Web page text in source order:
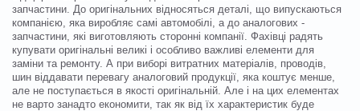
запчастини. До оригінальних відносяться деталі, що випускаються
компанією, яка виробляє самі автомобілі, а до аналогових -
запчастини, які виготовляють сторонні компанії. Фахівці радять
купувати оригінальні великі і особливо важливі елементи для
заміни та ремонту. А при виборі витратних матеріалів, проводів,
шин віддавати перевагу аналоговий продукції, яка коштує менше,
але не поступається в якості оригінальній. Але і на цих елементах
не варто занадто економити, так як від їх характеристик буде